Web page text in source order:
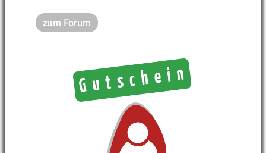
zum Forum